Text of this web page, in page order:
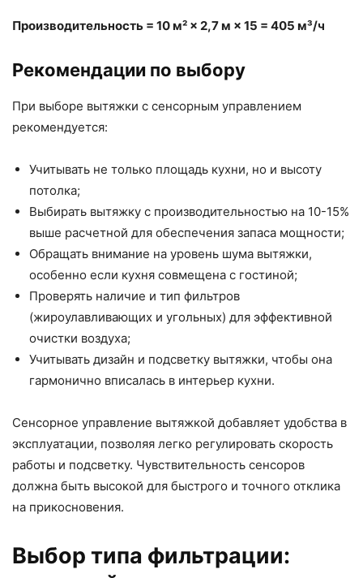
Производительность = 10 м² × 2,7 м × 15 = 405 м³/ч
Рекомендации по выбору
При выборе вытяжки с сенсорным управлением
рекомендуется:
Учитывать не только площадь кухни, но и высоту
потолка;
Выбирать вытяжку с производительностью на 10-15%
выше расчетной для обеспечения запаса мощности;
Обращать внимание на уровень шума вытяжки,
особенно если кухня совмещена с гостиной;
Проверять наличие и тип фильтров
(жироулавливающих и угольных) для эффективной
очистки воздуха;
Учитывать дизайн и подсветку вытяжки, чтобы она
гармонично вписалась в интерьер кухни.
Сенсорное управление вытяжкой добавляет удобства в
эксплуатации, позволяя легко регулировать скорость
работы и подсветку. Чувствительность сенсоров
должна быть высокой для быстрого и точного отклика
на прикосновения.
Выбор типа фильтрации: